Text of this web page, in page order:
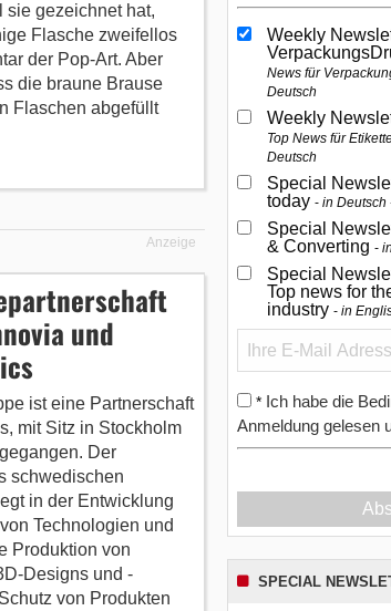
sie gezeichnet hat,
Flasche zweifellos
der Pop-Art. Aber
die braune Brause
Flaschen abgefüllt
Anzeige
und
ist eine Partnerschaft
mit Sitz in Stockholm
Der
schwedischen
in der Entwicklung
Technologien und
Produktion von
Designs und -
von Produkten
Weekly
News für
Deutsch
Weekly
Top News für
Deutsch
Special
today in Deutsch
Special
& Converting
Special
Top news for
industry in
* Ich habe die
Anmeldung gelesen
SPECIAL